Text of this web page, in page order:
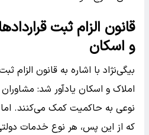
قانون الزام ثبت
و اسکان
بیگی‌نژاد با اشاره به قانون الزام
املاک و اسکان یادآور شد: مشاوران
نوعی به حاکمیت کمک می‌کنند.
که از این پس، هر نوع خدمات دولتی